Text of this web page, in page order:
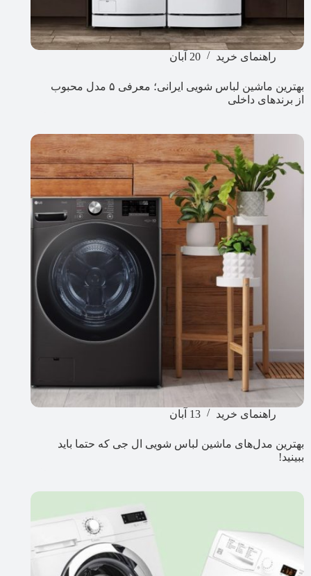
راهنمای خرید 20 آبان
بهترین ماشین لباس شویی ایرانی؛ معرفی ۵ مدل محبوب
از برندهای داخلی
راهنمای خرید 13 آبان
بهترین مدل‌های ماشین لباس شویی ال جی که حتما باید
ببینید!